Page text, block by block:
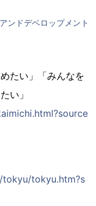
ンドデベロップメント
たい」「みんなを
い」
tokyu.htm?s